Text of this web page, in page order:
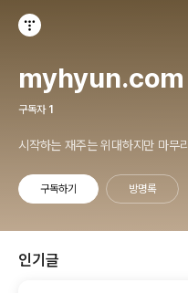
myhyun.com
구독자 1
시작하는 재주는 위대하지만 마무
구독하기 방명록
인기글